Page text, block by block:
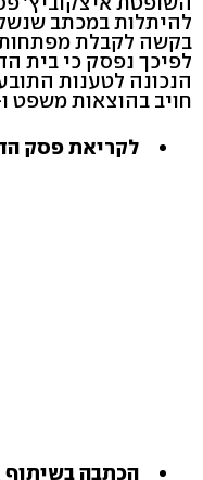
להיתלות במכתב
בקשה לקבלת מפתחות
לפיכך נפסק כי בית
הנכונה לטענות
חויב בהוצאות משפט ו-20 אלף שקל שכר טרחת
לקריאת פסק
הכתבה